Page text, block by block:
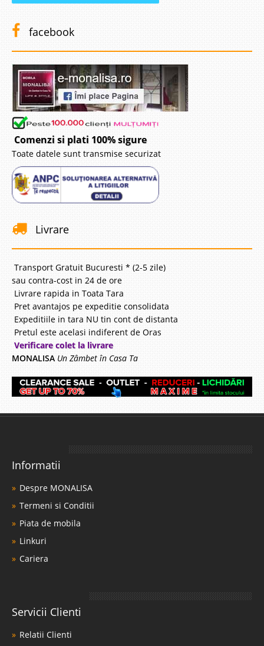
facebook
Comenzi si plati 100% sigure
Toate datele sunt transmise securizat
Livrare
Transport Gratuit Bucuresti * (2-5 zile)
sau contra-cost in 24 de ore
Livrare rapida in Toata Tara
Pret avantajos pe expeditie consolidata
Expeditiile in tara NU tin cont de distanta
Pretul este acelasi indiferent de Oras
Verificare colet la livrare
MONALISA Un Zâmbet în Casa Ta
Informatii
Despre MONALISA
Termeni si Conditii
Piata de mobila
Linkuri
Cariera
Servicii Clienti
Relatii Clienti